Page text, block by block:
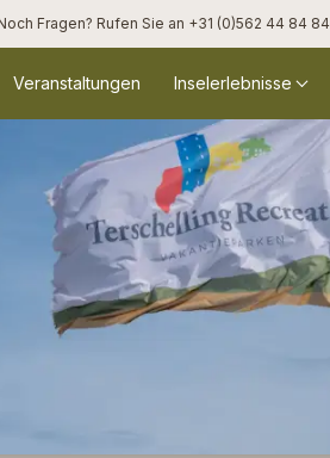
Fragen? Rufen Sie an +31 (0)562 44 84 84
Veranstaltungen Inselerlebnisse